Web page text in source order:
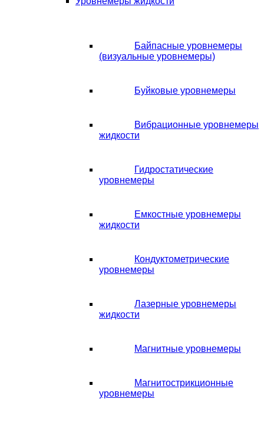
Байпасные уровнемеры
(визуальные уровнемеры)
Буйковые уровнемеры
Вибрационные уровнемеры
жидкости
Гидростатические
уровнемеры
Емкостные уровнемеры
жидкости
Кондуктометрические
уровнемеры
Лазерные уровнемеры
жидкости
Магнитные уровнемеры
Магнитострикционные
уровнемеры